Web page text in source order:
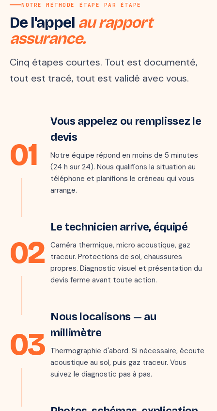
NOTRE MÉTHODE ÉTAPE PAR ÉTAPE
De l'appel au rapport
assurance.
Cinq étapes courtes. Tout est documenté,
tout est tracé, tout est validé avec vous.
01
Vous appelez ou remplissez le
devis
Notre équipe répond en moins de 5 minutes
(24 h sur 24). Nous qualifions la situation au
téléphone et planifions le créneau qui vous
arrange.
Marie · 06 ●●
« Mon parquet gondole au
salon, je crois qu'il y a une
fuite… »
02
Le technicien arrive, équipé
Caméra thermique, micro acoustique, gaz
traceur. Protections de sol, chaussures
propres. Diagnostic visuel et présentation du
devis ferme avant toute action.
03
Nous localisons — au
millimètre
Thermographie d'abord. Si nécessaire, écoute
acoustique au sol, puis gaz traceur. Vous
suivez le diagnostic pas à pas.